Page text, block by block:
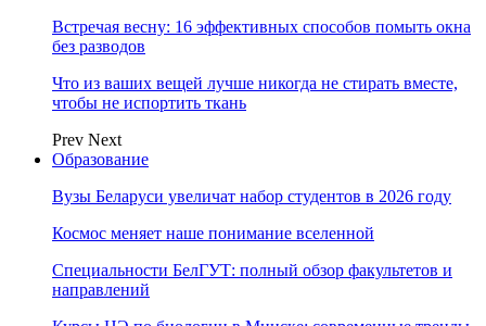
Встречая весну: 16 эффективных способов помыть окна
без разводов
Что из ваших вещей лучше никогда не стирать вместе,
чтобы не испортить ткань
Prev Next
Образование
Вузы Беларуси увеличат набор студентов в 2026 году
Космос меняет наше понимание вселенной
Специальности БелГУТ: полный обзор факультетов и
направлений